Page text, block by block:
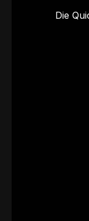
Die